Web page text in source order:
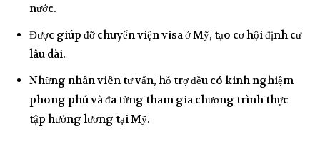
nước.
Được giúp đỡ chuyển viện visa ở Mỹ, tạo cơ hội định cư
lâu dài.
Những nhân viên tư vấn, hỗ trợ đều có kinh nghiệm
phong phú và đã từng tham gia chương trình thực
tập hưởng lương tại Mỹ.